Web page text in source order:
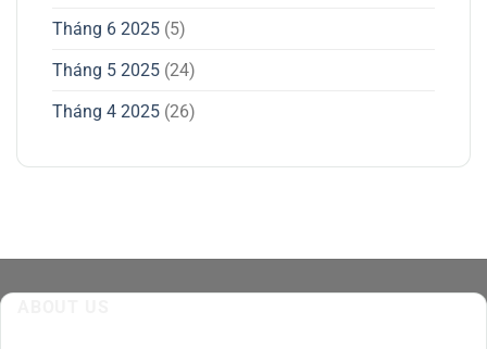
Tháng 6 2025 (5)
Tháng 5 2025 (24)
Tháng 4 2025 (26)